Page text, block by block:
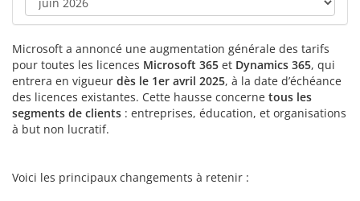
Microsoft a annoncé une augmentation générale des tarifs
pour toutes les licences Microsoft 365 et Dynamics 365, qui
entrera en vigueur dès le 1er avril 2025, à la date d’échéance
des licences existantes. Cette hausse concerne tous les
segments de clients : entreprises, éducation, et organisations
à but non lucratif.
Voici les principaux changements à retenir :